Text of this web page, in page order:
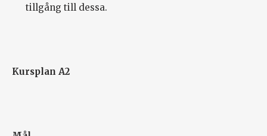
tillgång till dessa.
Kursplan A2